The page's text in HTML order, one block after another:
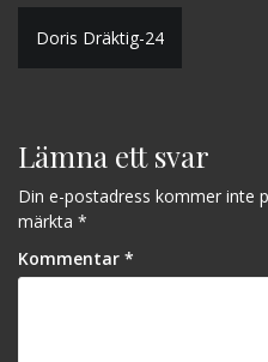
Doris Dräktig-24
Lämna ett svar
Din e-postadress kommer inte
märkta *
Kommentar *